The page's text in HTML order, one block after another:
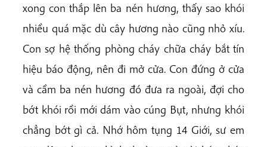
xong con thắp lên ba nén hương, thấy sao khói
nhiều quá mặc dù cây hương nào cũng nhỏ xíu.
Con sợ hệ thống phòng cháy chữa cháy bắt tín
hiệu báo động, nên đi mở cửa. Con đứng ở cửa
và cầm ba nén hương đó đưa ra ngoài, đợi cho
bớt khói rồi mới dám vào cúng Bụt, nhưng khói
chẳng bớt gì cả. Nhớ hôm tụng 14 Giới, sư em